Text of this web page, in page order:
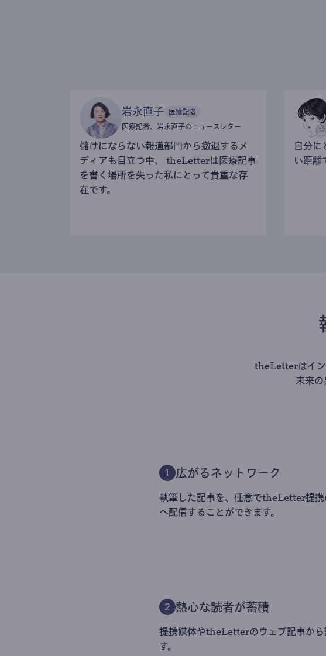
岩永直子 医療記者
医療記者、岩永直子のニュースレター
儲けにならない報道部門から撤退するメ
ディアも目立つ中、 theLetterは医療記事
を書く場所を失った私にとって貴重な存
在です。
自分
い距離
theLetterはイン
未来の
1 広がるネットワーク
執筆した記事を、任意でtheLetter提携
へ配信することができます。
2 熱心な読者が蓄積
提携媒体やtheLetterのウェブ記事から
す。